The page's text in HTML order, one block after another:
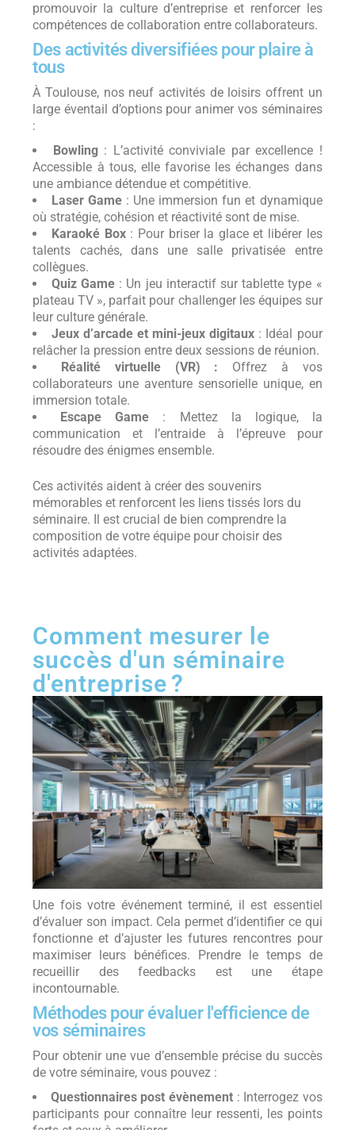
promouvoir la culture d’entreprise et renforcer les
compétences de collaboration entre collaborateurs.
Des activités diversifiées pour plaire à
tous
À Toulouse, nos neuf activités de loisirs offrent un
large éventail d’options pour animer vos séminaires
:
Bowling: L’activité conviviale par excellence !
Accessible à tous, elle favorise les échanges dans
une ambiance détendue et compétitive.
Laser Game: Une immersion fun et dynamique
où stratégie, cohésion et réactivité sont de mise.
Karaoké Box: Pour briser la glace et libérer les
talents cachés, dans une salle privatisée entre
collègues.
Quiz Game: Un jeu interactif sur tablette type «
plateau TV », parfait pour challenger les équipes sur
leur culture générale.
Jeux d’arcade et mini-jeux digitaux : Idéal pour
relâcher la pression entre deux sessions de réunion.
Réalité virtuelle (VR) : Offrez à vos
collaborateurs une aventure sensorielle unique, en
immersion totale.
Escape Game : Mettez la logique, la
communication et l’entraide à l’épreuve pour
résoudre des énigmes ensemble.
Ces activités aident à créer des souvenirs
mémorables et renforcent les liens tissés lors du
séminaire. Il est crucial de bien comprendre la
composition de votre équipe pour choisir des
activités adaptées.
Comment mesurer le
succès d'un séminaire
d'entreprise ?
Une fois votre événement terminé, il est essentiel
d’évaluer son impact. Cela permet d’identifier ce qui
fonctionne et d’ajuster les futures rencontres pour
maximiser leurs bénéfices. Prendre le temps de
recueillir des feedbacks est une étape
incontournable.
Méthodes pour évaluer l'efficience de
vos séminaires
Pour obtenir une vue d’ensemble précise du succès
de votre séminaire, vous pouvez :
Questionnaires post évènement : Interrogez vos
participants pour connaître leur ressenti, les points